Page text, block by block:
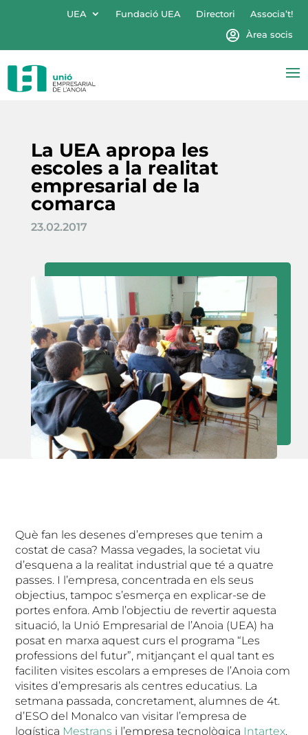
UEA Fundació UEA Directori
Associa’t!
Àrea socis
La UEA apropa les
escoles a la realitat
empresarial de la
comarca
23.02.2017
Què fan les desenes d’empreses que tenim a
costat de casa? Massa vegades, la societat viu
d’esquena a la realitat industrial que té a quatre
passes. I l’empresa, concentrada en els seus
objectius, tampoc s’esmerça en explicar-se de
portes enfora. Amb l’objectiu de revertir aquesta
situació, la Unió Empresarial de l’Anoia (UEA) ha
posat en marxa aquest curs el programa “Les
professions del futur”, mitjançant el qual tant es
faciliten visites escolars a empreses de l’Anoia com
visites d’empresaris als centres educatius. La
setmana passada, concretament, alumnes de 4t.
d’ESO del Monalco van visitar l’empresa de
logística Mestrans i l’empresa tecnològica Intartex.